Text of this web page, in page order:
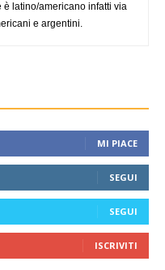
è latino/americano infatti via
e argentini.
MI PIACE
SEGUI
SEGUI
ISCRIVITI